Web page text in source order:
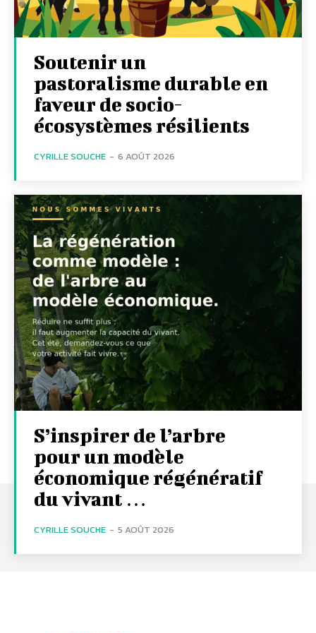
Soutenir un
pastoralisme durable en
faveur de socio-
écosystèmes résilients
CYRILLE SOUCHE - 6 AOÛT 2026
S’inspirer de l’arbre
pour un modèle
économique régénératif
du vivant …
CYRILLE SOUCHE - 5 AOÛT 2026